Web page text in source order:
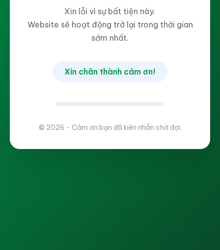
Xin lỗi vì sự bất tiện này.
Website sẽ hoạt động trở lại trong thời gian
sớm nhất.
Xin chân thành cám ơn!
© 2026 - Cảm ơn bạn đã kiên nhẫn chờ đợi.